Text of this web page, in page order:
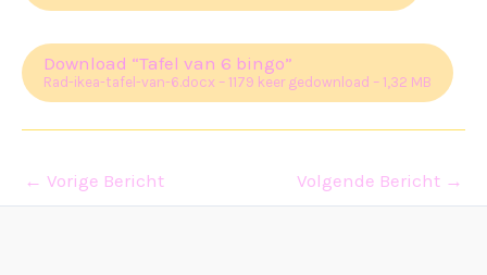
Download “Tafel van 6 bingo”
Rad-ikea-tafel-van-6.docx – 1179 keer gedownload – 1,32 MB
← Vorige Bericht Volgende Bericht →